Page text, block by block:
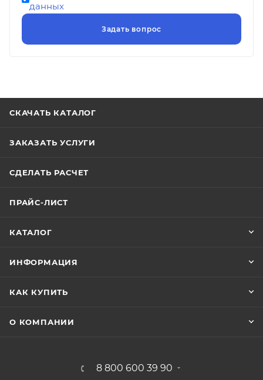
данных
СКАЧАТЬ КАТАЛОГ
ЗАКАЗАТЬ УСЛУГИ
СДЕЛАТЬ РАСЧЕТ
ПРАЙС-ЛИСТ
КАТАЛОГ
ИНФОРМАЦИЯ
КАК КУПИТЬ
О КОМПАНИИ
8 800 600 39 90